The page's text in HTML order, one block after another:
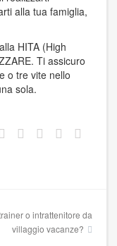
alla tua famiglia,
HITA (High
Ti assicuro
o tre vite nello
sola.
o intrattenitore da
villaggio vacanze?